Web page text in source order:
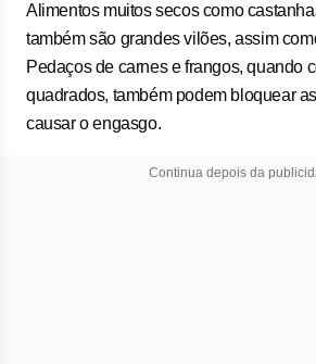
Alimentos muitos secos como
também são grandes vilões, assim
Pedaços de carnes e frangos, quando
quadrados, também podem bloquear
causar o engasgo.
Continua depois da